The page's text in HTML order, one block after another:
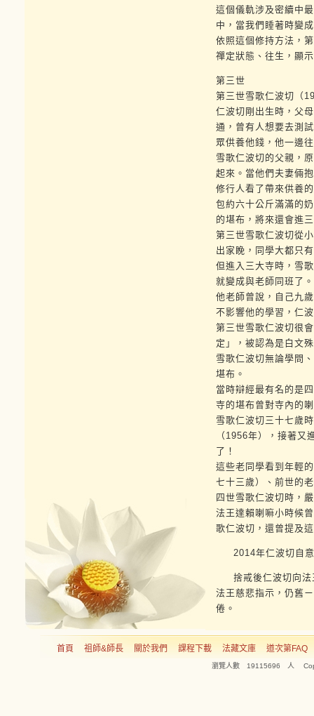
這個儀軌涉及密續中
中，當我們睡著時變
依照這個修持方法，
禪定狀態、往生，顯
第三世
第三世雪歌仁波切（
仁波切剛出生時，父
通，曾有人想要去測
眾供養他錢，他一邊
雪歌仁波切的父親，
起來。當他們夫妻倆
修行人看了帶來供養
包約六十公斤滿滿的
的堪布，將來還會進
第三世雪歌仁波切從
出家睌，同學大都只
但進入三大寺時，雪
就變成與老師同班了。
他老師曾說，自己九
不影響他的學習，仁
第三世雪歌仁波切很
定」，被認為是白文
雪歌仁波切無論學問
堪布。
當時辯經最有名的是
寺的堪布曾對寺內的
雪歌仁波切三十七歲
（1956年），接著
了！
這些老同學看到年輕
七十三歲）、前世的
四世雪歌仁波切時，
法王達賴喇嘛小時候
歌仁波切，還曾提及
2014年仁波切自意
捨戒後仁波切向法
法王慈悲指示，仍舊
倦。
首頁 祖師&師長 關於我們 課程下載 法藏文庫 道次第FAQ
瀏覽人數 19115696 人